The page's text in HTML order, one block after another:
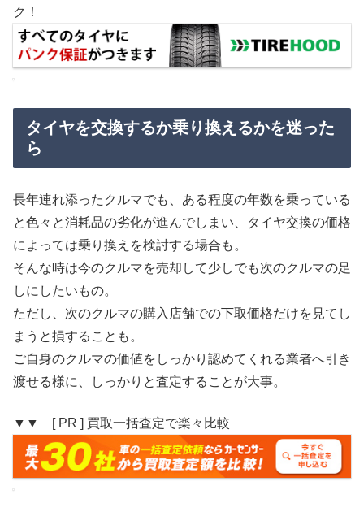
ク！
タイヤを交換するか乗り換えるかを迷った
ら
長年連れ添ったクルマでも、ある程度の年数を乗っている
と色々と消耗品の劣化が進んでしまい、タイヤ交換の価格
によっては乗り換えを検討する場合も。
そんな時は今のクルマを売却して少しでも次のクルマの足
しにしたいもの。
ただし、次のクルマの購入店舗での下取価格だけを見てし
まうと損することも。
ご自身のクルマの価値をしっかり認めてくれる業者へ引き
渡せる様に、しっかりと査定することが大事。
▼▼ [ PR ] 買取一括査定で楽々比較